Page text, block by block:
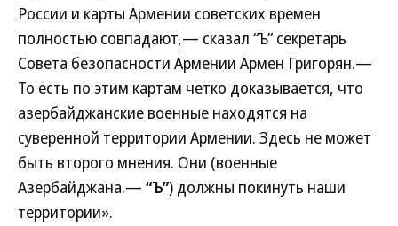
России и карты Армении советских времен
полностью совпадают,— сказал “Ъ” секретарь
Совета безопасности Армении Армен Григорян.—
То есть по этим картам четко доказывается, что
азербайджанские военные находятся на
суверенной территории Армении. Здесь не может
быть второго мнения. Они (военные
Азербайджана.— “Ъ”) должны покинуть наши
территории».